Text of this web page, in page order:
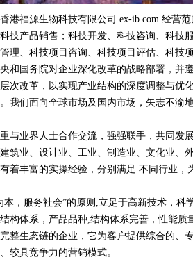
港福源生物科技有限公司 ex-ib.com 经营
技产品销售；科技开发、科技咨询、科技
理、科技项目咨询、科技项目评估、科技
和国务院对企业深化改革的战略部署，并
次改革，以实现产业结构的深度调整与优
我们面向全球市场及国内市场，矢志不渝
与业界人士合作交流，强强联手，共同发
筑业、设计业、工业、制造业、文化业、
着丰富的实操经验，分别满足 不同行业，
，服务社会”的原则,立足于高新技术，科
构体系，产品品种,结构体系完善，性能质
整生态链的企业，它为客户提供综合的、
较具竞争力的营销模式。